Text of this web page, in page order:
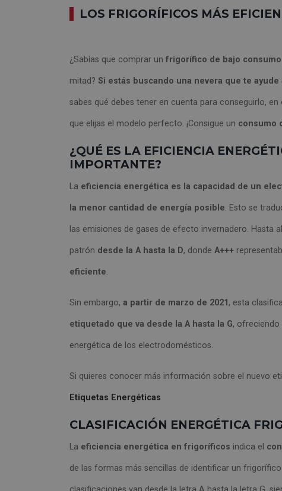
LOS FRIGORÍFICOS MÁS
¿Sabías que comprar un frigorífico de bajo consumo
mitad? Si estás buscando una nevera que te
sabes qué debes tener en cuenta para conseguirlo,
que elijas el modelo perfecto. ¡Consigue un consumo
¿QUÉ ES LA EFICIENCIA
IMPORTANTE?
La eficiencia energética es la capacidad de un
la menor cantidad de energía posible. Esto se
las emisiones de gases de efecto invernadero. Hasta
patrón desde la A hasta la D, donde A+++
eficiente.
Sin embargo, a partir de marzo de 2021 , esta
etiquetado que va desde la A hasta la G, ofreciendo
energética de los electrodomésticos.
Si quieres conocer más información sobre el nuevo
Etiquetas Energéticas
CLASIFICACIÓN ENERGÉTICA
La eficiencia energética en frigoríficos indica el
de las formas más sencillas de identificar un